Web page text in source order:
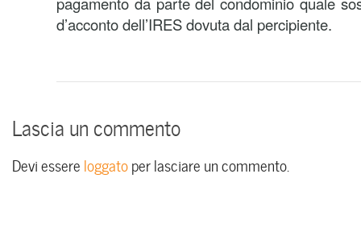
d’acconto dell’IRES dovuta dal percipiente.
Lascia un commento
Devi essere loggatoper lasciare un commento.